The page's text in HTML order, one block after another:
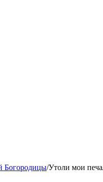
Богородицы/Утоли мои